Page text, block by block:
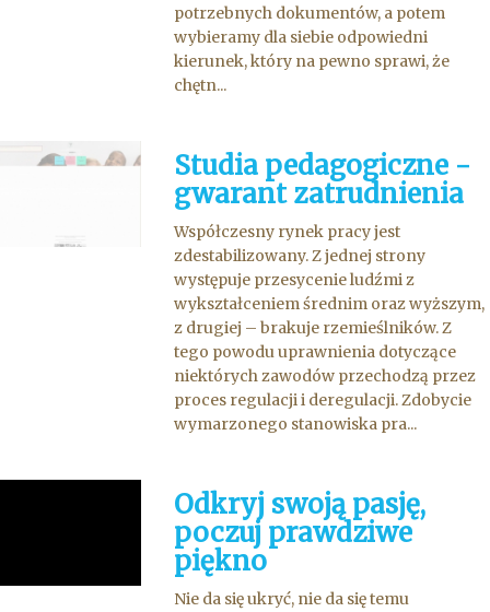
potrzebnych dokumentów, a potem
wybieramy dla siebie odpowiedni
kierunek, który na pewno sprawi, że
chętn...
Studia pedagogiczne -
gwarant zatrudnienia
Współczesny rynek pracy jest
zdestabilizowany. Z jednej strony
występuje przesycenie ludźmi z
wykształceniem średnim oraz wyższym,
z drugiej – brakuje rzemieślników. Z
tego powodu uprawnienia dotyczące
niektórych zawodów przechodzą przez
proces regulacji i deregulacji. Zdobycie
wymarzonego stanowiska pra...
Odkryj swoją pasję,
poczuj prawdziwe
piękno
Nie da się ukryć, nie da się temu